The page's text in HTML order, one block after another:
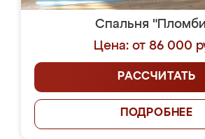
Спальня
Цена: от 86 000
РАССЧИТАТЬ
ПОДРОБНЕЕ